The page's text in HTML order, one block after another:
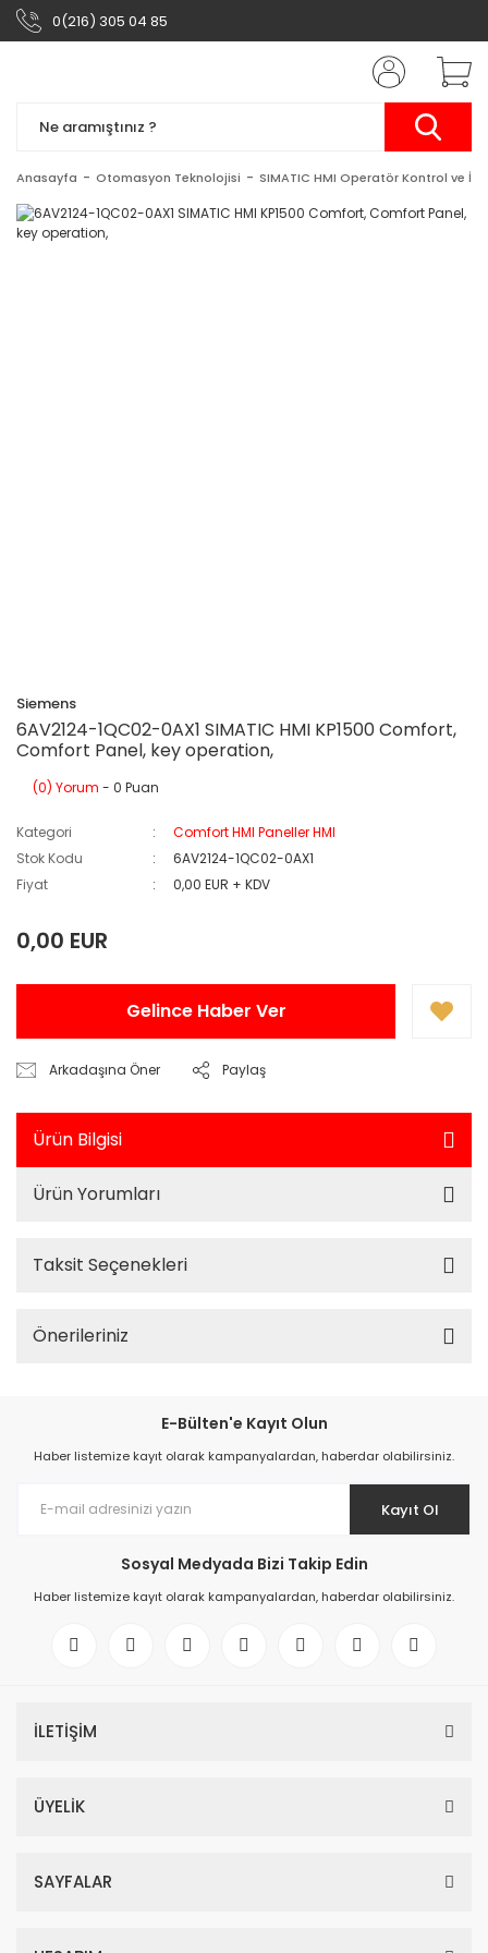
0(216) 305 04 85
Anasayfa Otomasyon Teknolojisi SIMATIC HMI Operatör Kontrol ve
Siemens
6AV2124-1QC02-0AX1 SIMATIC HMI KP1500 Comfort,
Comfort Panel, key operation,
(0) Yorum - 0 Puan
Kategori
Comfort HMI Paneller HMI
Stok Kodu
6AV2124-1QC02-0AX1
Fiyat
0,00 EUR + KDV
0,00 EUR
Gelince Haber Ver
Arkadaşına Öner Paylaş
Ürün Bilgisi
Ürün Yorumları
Taksit Seçenekleri
Önerileriniz
E-Bülten'e Kayıt Olun
Haber listemize kayıt olarak kampanyalardan, haberdar olabilirsiniz.
Kayıt Ol
Sosyal Medyada Bizi Takip Edin
Haber listemize kayıt olarak kampanyalardan, haberdar olabilirsiniz.
İLETİŞİM
ÜYELİK
SAYFALAR